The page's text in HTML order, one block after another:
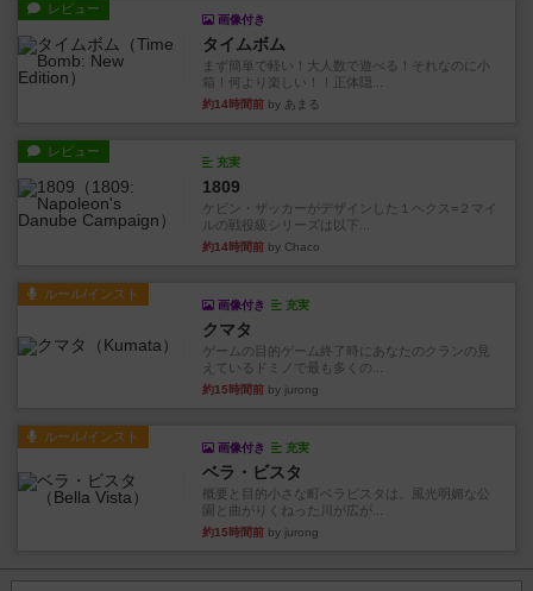
レビュー
画像付き
タイムボム
まず簡単で軽い！大人数で遊べる！それなのに小
箱！何より楽しい！！正体隠...
約14時間前 by あまる
レビュー
充実
1809
ケビン・ザッカーがデザインした１ヘクス=２マイ
ルの戦役級シリーズは以下...
約14時間前 by Chaco
ルール/インスト
画像付き 充実
クマタ
ゲームの目的ゲーム終了時にあなたのクランの見
えているドミノで最も多くの...
約15時間前 by jurong
ルール/インスト
画像付き 充実
ベラ・ビスタ
概要と目的小さな町ベラビスタは、風光明媚な公
園と曲がりくねった川が広が...
約15時間前 by jurong